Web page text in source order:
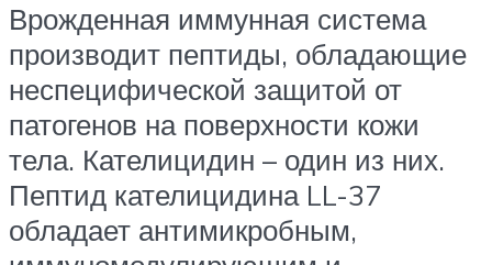
Врожденная иммунная система
производит пептиды, обладающие
неспецифической защитой от
патогенов на поверхности кожи
тела. Кателицидин – один из них.
Пептид кателицидина LL-37
обладает антимикробным,